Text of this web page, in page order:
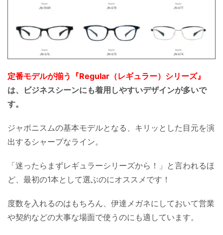
定番モデルが揃う『Regular（レギュラー）シリーズ』
は、ビジネスシーンにも着用しやすいデザインが多いで
す。
ジャポニスムの基本モデルとなる、キリッとした目元を演
出するシャープなライン。
「迷ったらまずレギュラーシリーズから！」と言われるほ
ど、最初の1本として選ぶのにオススメです！
度数を入れるのはもちろん、伊達メガネにしておいて営業
や契約などの大事な場面で使うのにも適しています。